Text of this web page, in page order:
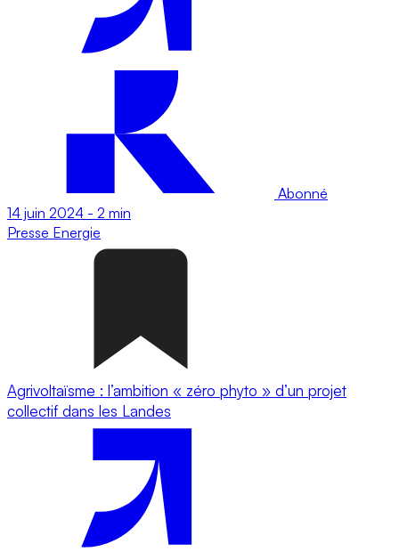
Abonné
14 juin 2024 - 2 min
Presse Energie
Agrivoltaïsme : l’ambition « zéro phyto » d’un projet
collectif dans les Landes